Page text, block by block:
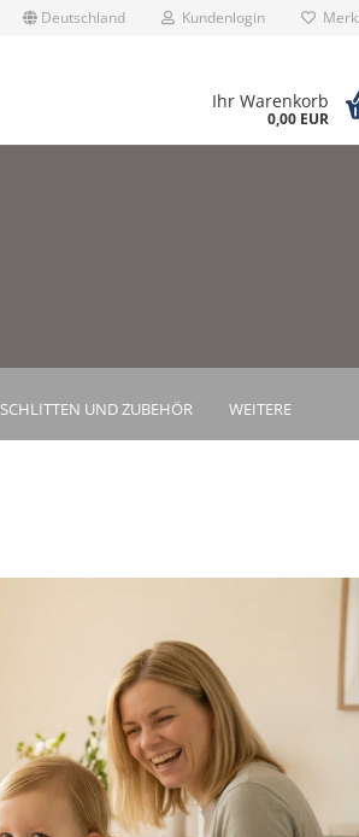
Deutschland Kundenlogin
Ihr Warenkorb
0,00 EUR
SCHLITTEN UND ZUBEHÖR WEITERE